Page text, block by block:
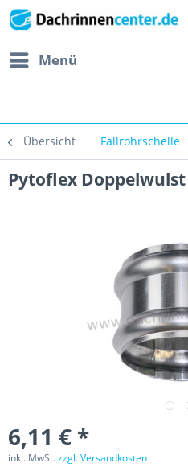
Menü
Übersicht Fallrohrschelle
Pytoflex Doppelwulst
6,11 € *
inkl. MwSt.zzgl. Versandkosten